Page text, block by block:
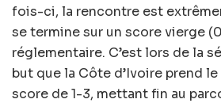
fois-ci, la rencontre est
se termine sur un score vierge
réglementaire. C’est lors de la
but que la Côte d’Ivoire prend
score de 1-3, mettant fin au